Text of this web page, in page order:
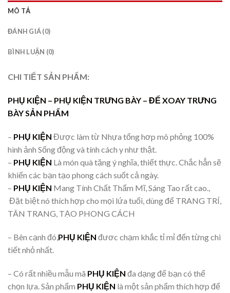
MÔ TẢ
ĐÁNH GIÁ (0)
BÌNH LUẬN (0)
CHI TIẾT SẢN PHẨM:
PHỤ KIỆN – PHỤ KIỆN TRƯNG BÀY – ĐẾ XOAY TRƯNG
BÀY SẢN PHẨM
– PHỤ KIỆN Được làm từ Nhựa tổng hơp mô phỏng 100%
hình ảnh Sống động và tính cách y như thật.
– PHỤ KIỆN Là món quà tặng ý nghĩa, thiết thực. Chắc hẳn sẽ
khiến các bạn tạo phong cách suốt cả ngày.
– PHỤ KIỆN Mang Tính Chất Thẩm Mĩ, Sáng Tao rất cao.,
Đặt biệt nó thích hợp cho mọi lứa tuổi, dùng để TRANG TRÍ,
TÂN TRANG, TẠO PHONG CÁCH
– Bên cạnh đó, PHỤ KIỆN đươc chạm khắc tỉ mỉ đến từng chi
tiết nhỏ nhất.
– Có rất nhiều mẫu mã PHỤ KIỆN đa dạng để bạn có thể
chọn lựa. Sản phẩm PHỤ KIỆN là một sản phẩm thích hợp để